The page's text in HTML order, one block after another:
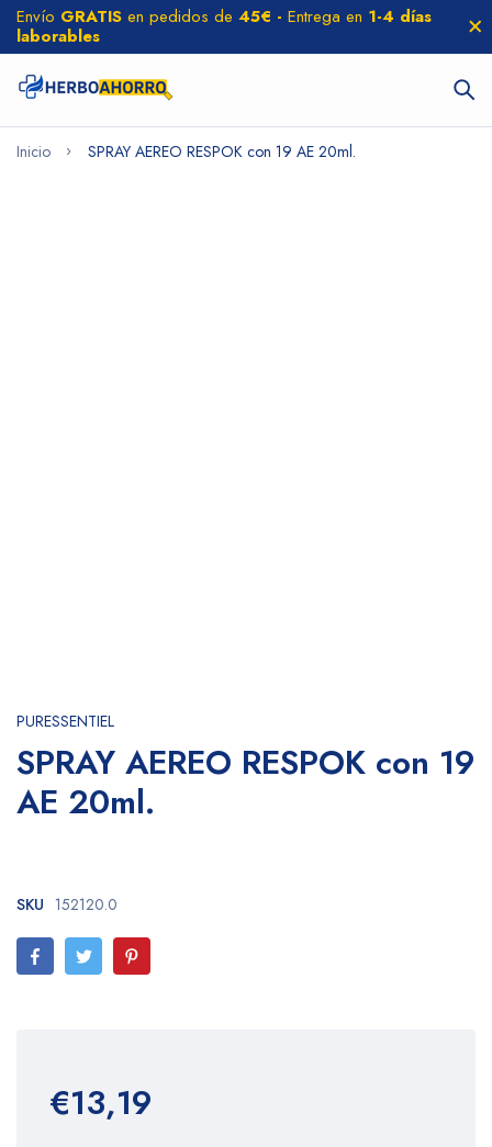
Envío GRATIS en pedidos de 45€ - Entrega en 1-4 días
laborables
Inicio SPRAY AEREO RESPOK con 19 AE 20ml.
PURESSENTIEL
SPRAY AEREO RESPOK con 19
AE 20ml.
SKU 152120.0
€13,19